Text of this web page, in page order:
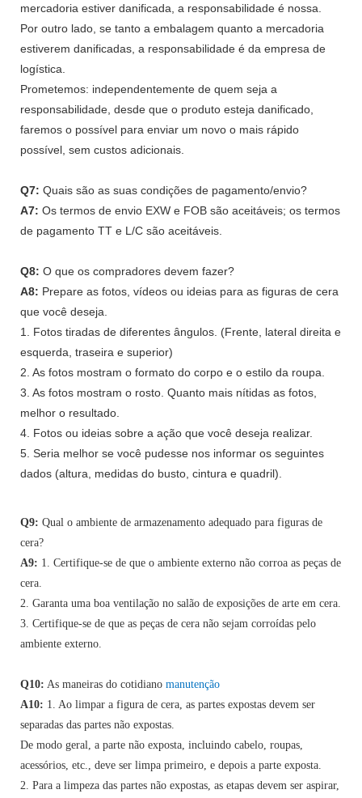
mercadoria estiver danificada, a responsabilidade é nossa.
Por outro lado, se tanto a embalagem quanto a mercadoria
estiverem danificadas, a responsabilidade é da empresa de
logística.
Prometemos: independentemente de quem seja a
responsabilidade, desde que o produto esteja danificado,
faremos o possível para enviar um novo o mais rápido
possível, sem custos adicionais.
Q7: Quais são as suas condições de pagamento/envio?
A7: Os termos de envio EXW e FOB são aceitáveis; os termos
de pagamento TT e L/C são aceitáveis.
Q8: O que os compradores devem fazer?
A8: Prepare as fotos, vídeos ou ideias para as figuras de cera
que você deseja.
1. Fotos tiradas de diferentes ângulos. (Frente, lateral direita e
esquerda, traseira e superior)
2. As fotos mostram o formato do corpo e o estilo da roupa.
3. As fotos mostram o rosto. Quanto mais nítidas as fotos,
melhor o resultado.
4. Fotos ou ideias sobre a ação que você deseja realizar.
5. Seria melhor se você pudesse nos informar os seguintes
dados (altura, medidas do busto, cintura e quadril).
Q9: Qual o ambiente de armazenamento adequado para figuras de
cera?
A9: 1. Certifique-se de que o ambiente externo não corroa as peças de
cera.
2. Garanta uma boa ventilação no salão de exposições de arte em cera.
3. Certifique-se de que as peças de cera não sejam corroídas pelo
ambiente externo.
Q10: As maneiras do cotidiano manutenção
A10: 1. Ao limpar a figura de cera, as partes expostas devem ser
separadas das partes não expostas.
De modo geral, a parte não exposta, incluindo cabelo, roupas,
acessórios, etc., deve ser limpa primeiro, e depois a parte exposta.
2. Para a limpeza das partes não expostas, as etapas devem ser aspirar,